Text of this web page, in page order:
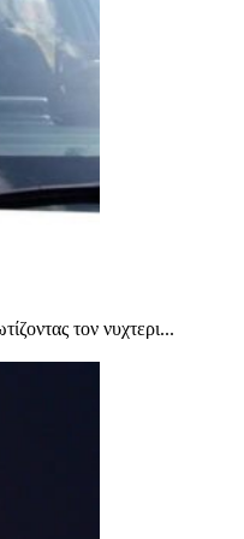
τον νυχτερι...